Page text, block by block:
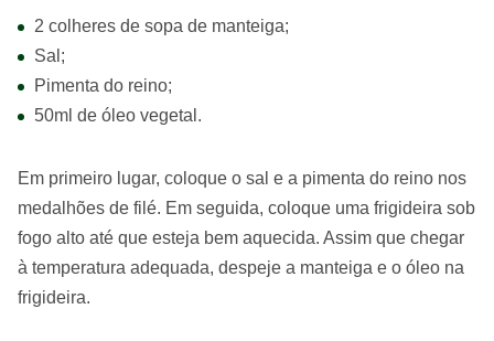
2 colheres de sopa de manteiga;
Sal;
Pimenta do reino;
50ml de óleo vegetal.
Em primeiro lugar, coloque o sal e a pimenta do reino nos
medalhões de filé. Em seguida, coloque uma frigideira sob
fogo alto até que esteja bem aquecida. Assim que chegar
à temperatura adequada, despeje a manteiga e o óleo na
frigideira.